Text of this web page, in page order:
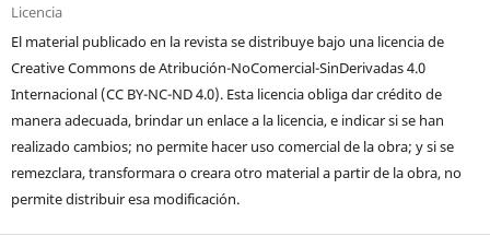
Licencia
El material publicado en la revista se distribuye bajo una licencia de
Creative Commons de Atribución-NoComercial-SinDerivadas 4.0
Internacional (CC BY-NC-ND 4.0). Esta licencia obliga dar crédito de
manera adecuada, brindar un enlace a la licencia, e indicar si se han
realizado cambios; no permite hacer uso comercial de la obra; y si se
remezclara, transformara o creara otro material a partir de la obra, no
permite distribuir esa modificación.